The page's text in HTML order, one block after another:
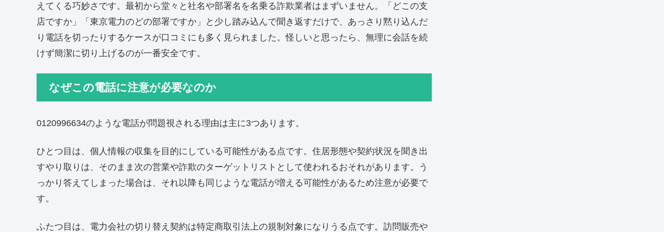
えてくる巧妙さです。最初から堂々と社名や部署名を名乗る詐欺業者はまずいません。「どこの支
店ですか」「東京電力のどの部署ですか」と少し踏み込んで聞き返すだけで、あっさり黙り込んだ
り電話を切ったりするケースが口コミにも多く見られました。怪しいと思ったら、無理に会話を続
けず簡潔に切り上げるのが一番安全です。
なぜこの電話に注意が必要なのか
0120996634のような電話が問題視される理由は主に3つあります。
ひとつ目は、個人情報の収集を目的にしている可能性がある点です。住居形態や契約状況を聞き出
すやり取りは、そのまま次の営業や詐欺のターゲットリストとして使われるおそれがあります。う
っかり答えてしまった場合は、それ以降も同じような電話が増える可能性があるため注意が必要で
す。
ふたつ目は、電力会社の切り替え契約は特定商取引法上の規制対象になりうる点です。訪問販売や